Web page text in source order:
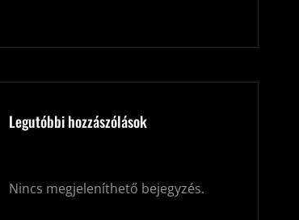
Legutóbbi hozzászólások
Nincs megjeleníthető bejegyzés.